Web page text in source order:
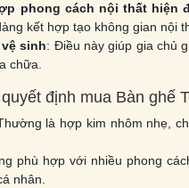
phong cách nội thất hiện
kết hợp tạo không gian nội
sinh: Điều này giúp gia chủ
chữa.
định mua Bàn ghế
là hợp kim nhôm nhẹ,
phù hợp với nhiều phong
nhân.